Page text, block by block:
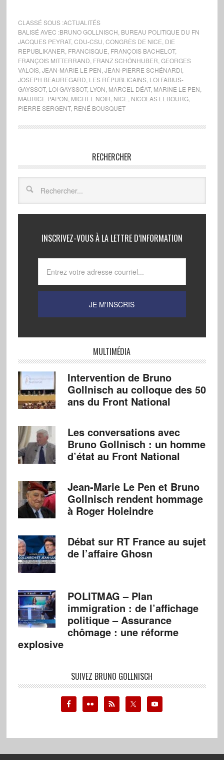
CLASSÉ SOUS :ACTUALITÉS
BALISÉ AVEC :BRUNO GOLLNISCH BUREAU POLITIQUE DU FN
JACQUES PEYRAT, CDU-CSU CONGRÈS DE NICE DIE
REPUBLIKANER FRANCISQUE FRANÇOIS BACHELOT,
FRANÇOIS MITTERRAND FRANZ SCHÖNHUBER GEORGES
VALOIS, JEAN-MARIE LE PEN JEAN-PIERRE SCHÉNARDI,
JOSEPH BEAUREGARD LES RÉPUBLICAINS, LOI FABIUS-
GAYSSOT, LOI GAYSSOT, LYON MARCEL DÉAT, MARINE LE PEN
MAURICE PAPON MICHEL NOIR NICE NICOLAS LEBOURG,
PIERRE SERGENT, RENÉ BOUSQUET
RECHERCHER
INSCRIVEZ-VOUS À LA LETTRE D’INFORMATION
MULTIMÉDIA
Intervention de Bruno
Gollnisch au colloque des 50
ans du Front National
Les conversations avec
Bruno Gollnisch : un homme
d’état au Front National
Jean-Marie Le Pen et Bruno
Gollnisch rendent hommage
à Roger Holeindre
Débat sur RT France au sujet
de l’affaire Ghosn
POLITMAG – Plan
immigration : de l’affichage
politique – Assurance
chômage : une réforme
explosive
SUIVEZ BRUNO GOLLNISCH